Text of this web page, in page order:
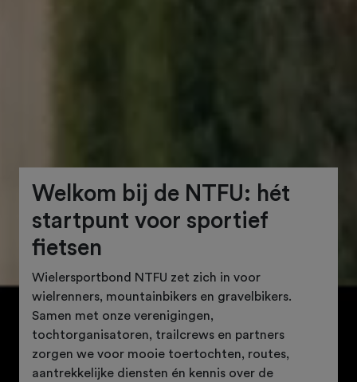
Welkom bij de NTFU: hét
startpunt voor sportief
fietsen
Wielersportbond NTFU zet zich in voor
wielrenners, mountainbikers en gravelbikers.
Samen met onze verenigingen,
tochtorganisatoren, trailcrews en partners
zorgen we voor mooie toertochten, routes,
aantrekkelijke diensten én kennis over de